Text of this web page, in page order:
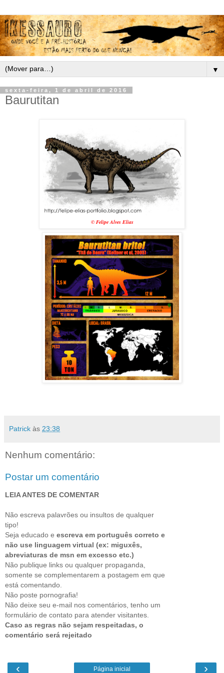
▼
sexta-feira, 1 de abril de 2016
Baurutitan
© Felipe Alves Elias
Patrick às 23:38
Nenhum comentário:
Postar um comentário
LEIA ANTES DE COMENTAR
Não escreva palavrões ou insultos de qualquer
tipo!
Seja educado e escreva em português correto e
não use linguagem virtual (ex: miguxês,
abreviaturas de msn em excesso etc.)
Não publique links ou qualquer propaganda,
somente se complementarem a postagem em que
está comentando.
Não poste pornografia!
Não deixe seu e-mail nos comentários, tenho um
formulário de contato para atender visitantes.
Caso as regras não sejam respeitadas, o
comentário será rejeitado
‹ ›
Página inicial